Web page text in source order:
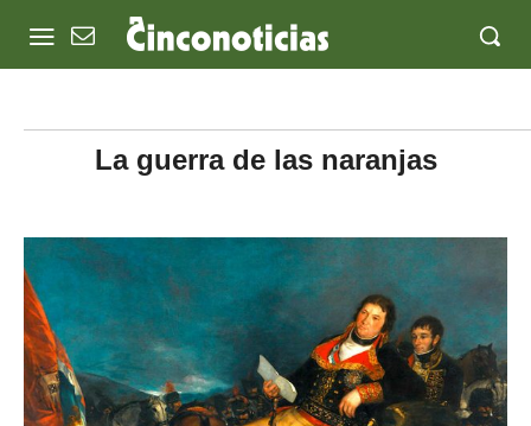
La guerra de las naranjas